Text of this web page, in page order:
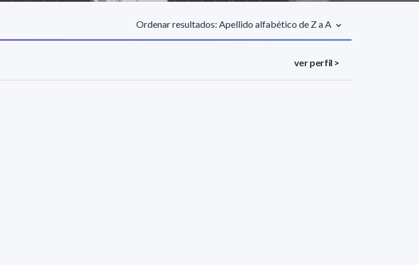
Ordenar resultados: Apellido alfabético de Z a A
ver perfil >